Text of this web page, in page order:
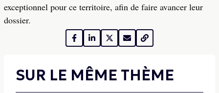
exceptionnel pour ce territoire, afin de faire avancer leur
dossier.
SUR LE MÊME THÈME